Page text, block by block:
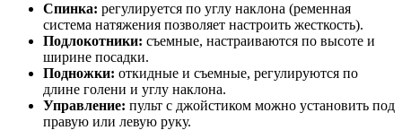
Спинка: регулируется по углу наклона (ременная
система натяжения позволяет настроить жесткость).
Подлокотники: съемные, настраиваются по высоте и
ширине посадки.
Подножки: откидные и съемные, регулируются по
длине голени и углу наклона.
Управление: пульт с джойстиком можно установить под
правую или левую руку.